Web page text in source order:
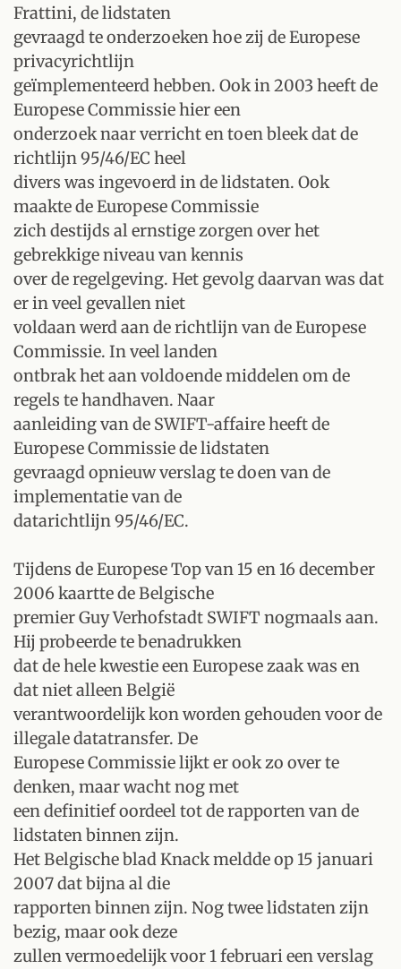
Frattini, de lidstaten
gevraagd te onderzoeken hoe zij de Europese
privacyrichtlijn
geïmplementeerd hebben. Ook in 2003 heeft de
Europese Commissie hier een
onderzoek naar verricht en toen bleek dat de
richtlijn 95/46/EC heel
divers was ingevoerd in de lidstaten. Ook
maakte de Europese Commissie
zich destijds al ernstige zorgen over het
gebrekkige niveau van kennis
over de regelgeving. Het gevolg daarvan was dat
er in veel gevallen niet
voldaan werd aan de richtlijn van de Europese
Commissie. In veel landen
ontbrak het aan voldoende middelen om de
regels te handhaven. Naar
aanleiding van de SWIFT-affaire heeft de
Europese Commissie de lidstaten
gevraagd opnieuw verslag te doen van de
implementatie van de
datarichtlijn 95/46/EC.
Tijdens de Europese Top van 15 en 16 december
2006 kaartte de Belgische
premier Guy Verhofstadt SWIFT nogmaals aan.
Hij probeerde te benadrukken
dat de hele kwestie een Europese zaak was en
dat niet alleen België
verantwoordelijk kon worden gehouden voor de
illegale datatransfer. De
Europese Commissie lijkt er ook zo over te
denken, maar wacht nog met
een definitief oordeel tot de rapporten van de
lidstaten binnen zijn.
Het Belgische blad Knack meldde op 15 januari
2007 dat bijna al die
rapporten binnen zijn. Nog twee lidstaten zijn
bezig, maar ook deze
zullen vermoedelijk voor 1 februari een verslag